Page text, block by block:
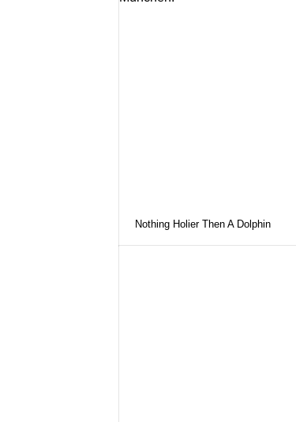
Nothing Holier Then A Dolphin